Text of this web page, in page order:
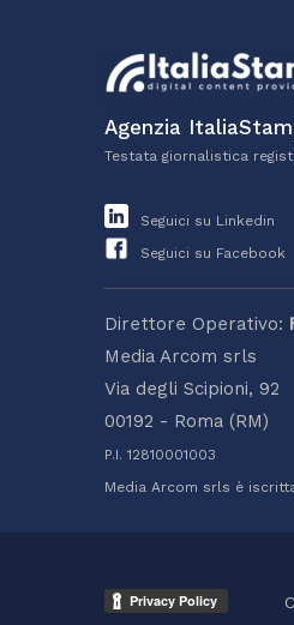
Agenzia
Testata giornalistica
Seguici su Linkedin
Seguici su Facebook
Direttore Operativo:
Media Arcom srls
Via degli Scipioni, 92
00192 - Roma (RM)
P.I. 12810001003
Media Arcom srls è